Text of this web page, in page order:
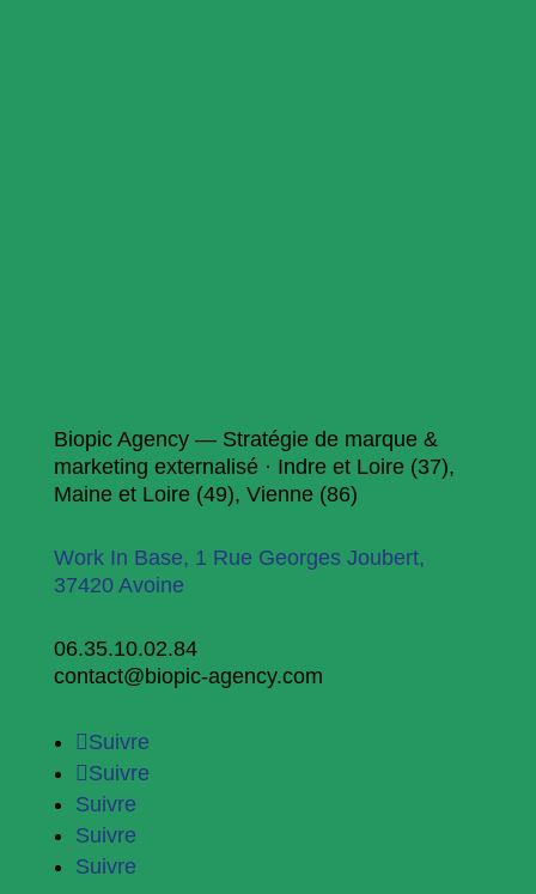
Biopic Agency — Stratégie de marque &
marketing externalisé · Indre et Loire (37),
Maine et Loire (49), Vienne (86)
Work In Base, 1 Rue Georges Joubert,
37420 Avoine
06.35.10.02.84
contact@biopic-agency.com
Suivre
Suivre
Suivre
Suivre
Suivre